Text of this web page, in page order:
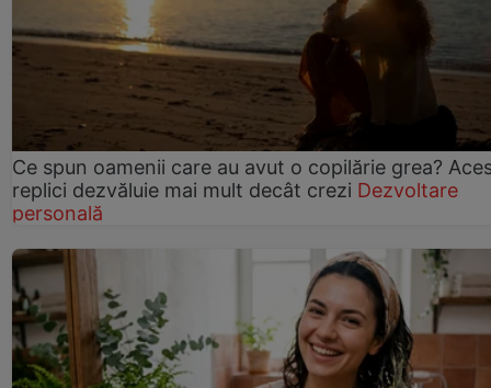
Ce spun oamenii care au avut o copilărie grea?
replici dezvăluie mai mult decât crezi Dezvoltare
personală